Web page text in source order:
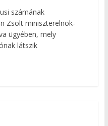
számának
Zsolt miniszterelnök-
ügyében, mely
látszik